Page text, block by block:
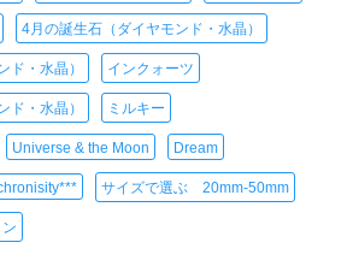
4月の誕生石（ダイヤモンド・水晶）
ド・水晶） インクォーツ
ド・水晶） ミルキー
Universe & the Moon Dream
サイズで選ぶ 20mm-50mm